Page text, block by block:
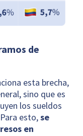
de
esta brecha,
sino que es
los sueldos
esto,se
en